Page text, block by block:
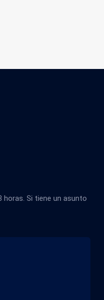
horas. Si tiene un asunto